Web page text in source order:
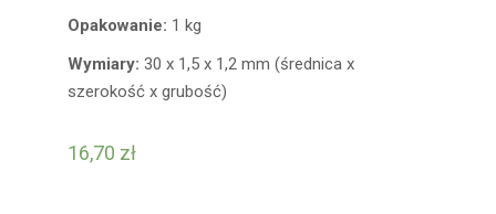
Opakowanie: 1 kg
Wymiary: 30 x 1,5 x 1,2 mm (średnica x
szerokość x grubość)
16,70 zł